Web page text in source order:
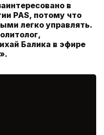
в
PAS, потому что
легко управлять.
Балика в эфире